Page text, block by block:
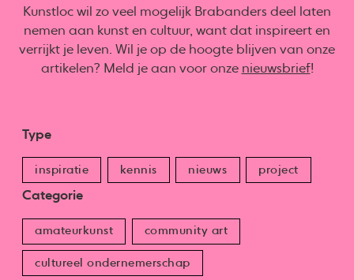
Kunstloc wil zo veel mogelijk Brabanders deel laten
nemen aan kunst en cultuur, want dat inspireert en
verrijkt je leven. Wil je op de hoogte blijven van onze
artikelen? Meld je aan voor onze nieuwsbrief!
Type
inspiratie kennis nieuws project
Categorie
amateurkunst community art
cultureel ondernemerschap